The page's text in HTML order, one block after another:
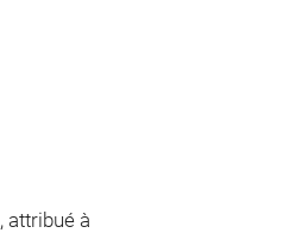
, attribué à